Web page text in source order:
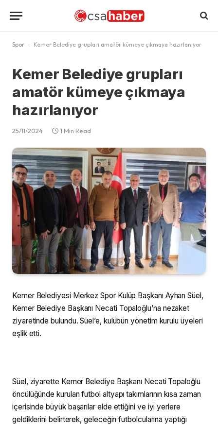
Spor - Kemer Belediye grupları amatör kümeye çıkmaya hazırlanıyor
Kemer Belediye grupları
amatör kümeye çıkmaya
hazırlanıyor
25/11/2024 1 Min Read
Kemer Belediyesi Merkez Spor Kulüp Başkanı Ayhan Süel,
Kemer Belediye Başkanı Necati Topaloğlu’na nezaket
ziyaretinde bulundu. Süel’e, kulübün yönetim kurulu üyeleri
eşlik etti.
Süel, ziyarette Kemer Belediye Başkanı Necati Topaloğlu
öncülüğünde kurulan futbol altyapı takımlarının kısa zaman
içerisinde büyük başarılar elde ettiğini ve iyi yerlere
geldiklerini belirterek, geleceğin futbolcularına yaptığı